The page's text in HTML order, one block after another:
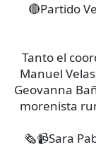
🔴Partido
Tanto el
Manuel
Geovanna
morenista
🗞️📹Sara